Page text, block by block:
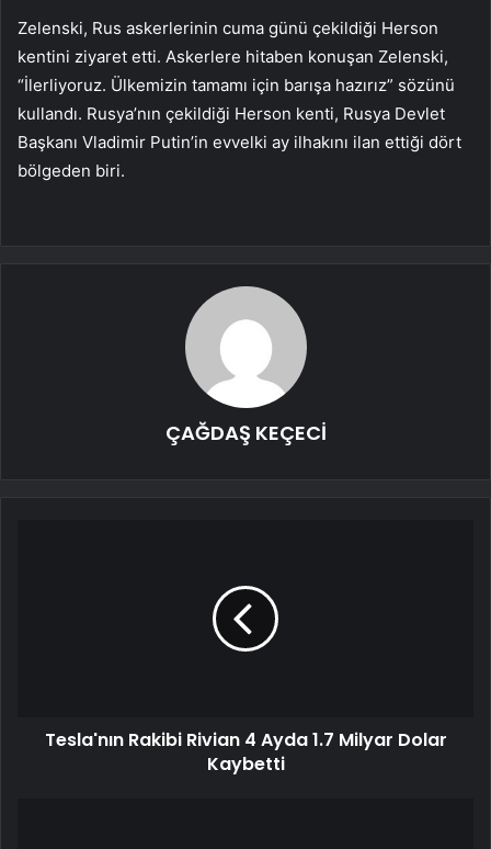
Zelenski, Rus askerlerinin cuma günü çekildiği Herson
kentini ziyaret etti. Askerlere hitaben konuşan Zelenski,
“İlerliyoruz. Ülkemizin tamamı için barışa hazırız” sözünü
kullandı. Rusya’nın çekildiği Herson kenti, Rusya Devlet
Başkanı Vladimir Putin’in evvelki ay ilhakını ilan ettiği dört
bölgeden biri.
ÇAĞDAŞ KEÇECİ
Tesla'nın Rakibi Rivian 4 Ayda 1.7 Milyar Dolar
Kaybetti